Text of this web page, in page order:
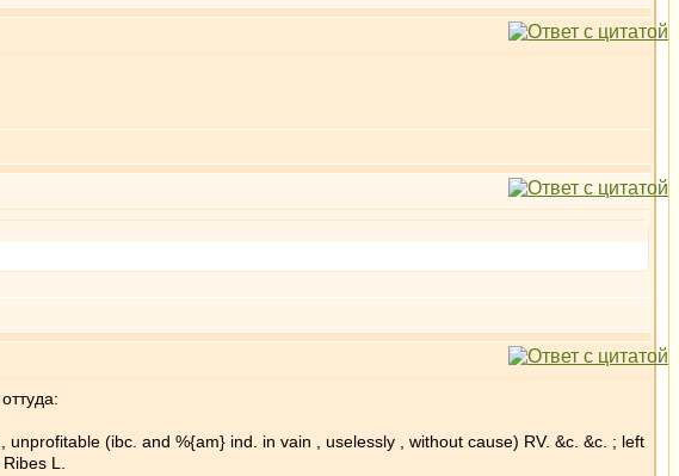
(ibc. and %{am} ind. in vain , uselessly , without cause) RV. &c. &c. ; left
L.